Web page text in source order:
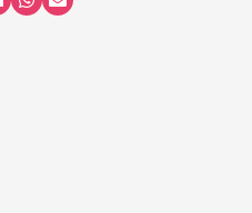
sur Facebook
sur LinkedIn
Partager sur WhatsApp
Partager par email